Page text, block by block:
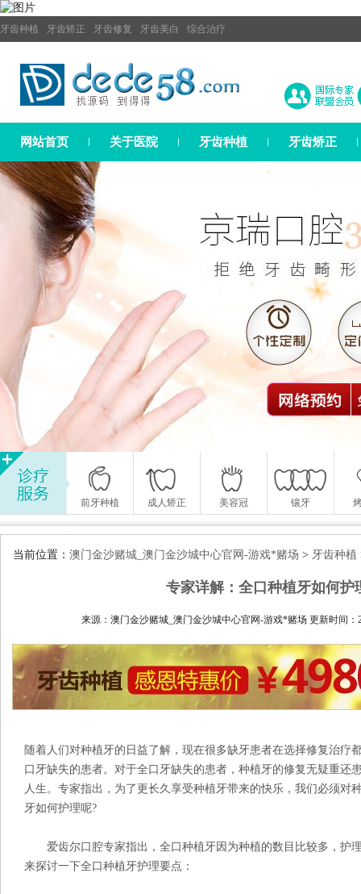
牙齿种植 牙齿矫正 牙齿修复 牙齿美白 综合治疗
网站首页 关于医院 牙齿种植 牙齿矫正
前牙种植 成人矫正 美容冠 镶牙
当前位置： 澳门金沙赌城_澳门金沙城中心官网-游戏*赌场 > 牙齿种植
专家详解：全口种植牙如何护
来源：澳门金沙赌城_澳门金沙城中心官网-游戏*赌场 更新时间：
随着人们对种植牙的日益了解，现在很多缺牙患者在选择修复治疗
口牙缺失的患者。对于全口牙缺失的患者，种植牙的修复无疑重还
人生。专家指出，为了更长久享受种植牙带来的快乐，我们必须对
牙如何护理呢?
爱齿尔口腔专家指出，全口种植牙因为种植的数目比较多，护
来探讨一下全口种植牙护理要点：